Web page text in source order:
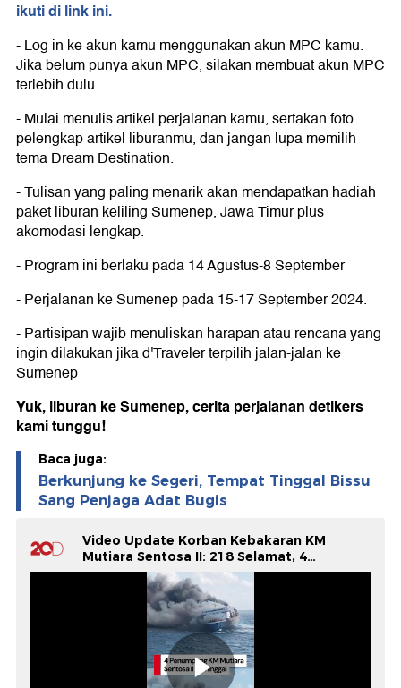
ikuti di link ini.
- Log in ke akun kamu menggunakan akun MPC kamu.
Jika belum punya akun MPC, silakan membuat akun MPC
terlebih dulu.
- Mulai menulis artikel perjalanan kamu, sertakan foto
pelengkap artikel liburanmu, dan jangan lupa memilih
tema Dream Destination.
- Tulisan yang paling menarik akan mendapatkan hadiah
paket liburan keliling Sumenep, Jawa Timur plus
akomodasi lengkap.
- Program ini berlaku pada 14 Agustus-8 September
- Perjalanan ke Sumenep pada 15-17 September 2024.
- Partisipan wajib menuliskan harapan atau rencana yang
ingin dilakukan jika d'Traveler terpilih jalan-jalan ke
Sumenep
Yuk, liburan ke Sumenep, cerita perjalanan detikers
kami tunggu!
Baca juga:
Berkunjung ke Segeri, Tempat Tinggal Bissu
Sang Penjaga Adat Bugis
Video Update Korban Kebakaran KM
Mutiara Sentosa II: 218 Selamat, 4
Meninggal